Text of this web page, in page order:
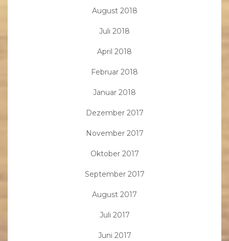
August 2018
Juli 2018
April 2018
Februar 2018
Januar 2018
Dezember 2017
November 2017
Oktober 2017
September 2017
August 2017
Juli 2017
Juni 2017